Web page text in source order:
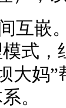
互嵌
式，
大妈
。